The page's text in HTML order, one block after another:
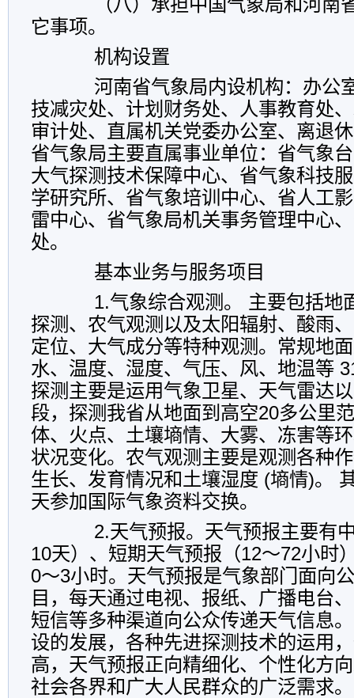
（八）承担中国气象局和河南
它事项。
机构设置
河南省气象局内设机构：办公
技减灾处、计划财务处、人事教育处
审计处、直属机关党委办公室、离退
省气象局主要直属事业单位：省气象
大气探测技术保障中心、省气象科技
学研究所、省气象培训中心、省人工
雷中心、省气象局机关事务管理中心
处。
基本业务与服务项目
1.气象综合观测。 主要包括地
探测、农气观测以及太阳辐射、酸雨
定位、大气成分等特种观测。常规地
水、温度、湿度、气压、风、地温等
探测主要是运用气象卫星、天气雷达
段，探测我省从地面到高空20多公里
体、火点、土壤墒情、大雾、冻害等
状况变化。农气观测主要是观测各种
生长、发育情况和土壤湿度 (墒情)。
天参加国际气象资料交换。
2.天气预报。天气预报主要有中
10天）、短期天气预报（12～72小时
0～3小时。天气预报是气象部门面向
目，每天通过电视、报纸、广播电台
短信等多种渠道向公众传递天气信息
设的发展，各种先进探测技术的运用
高，天气预报正向精细化、个性化方
社会各界和广大人民群众的广泛需求。